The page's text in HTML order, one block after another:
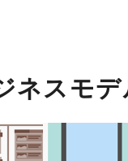
ネスモ